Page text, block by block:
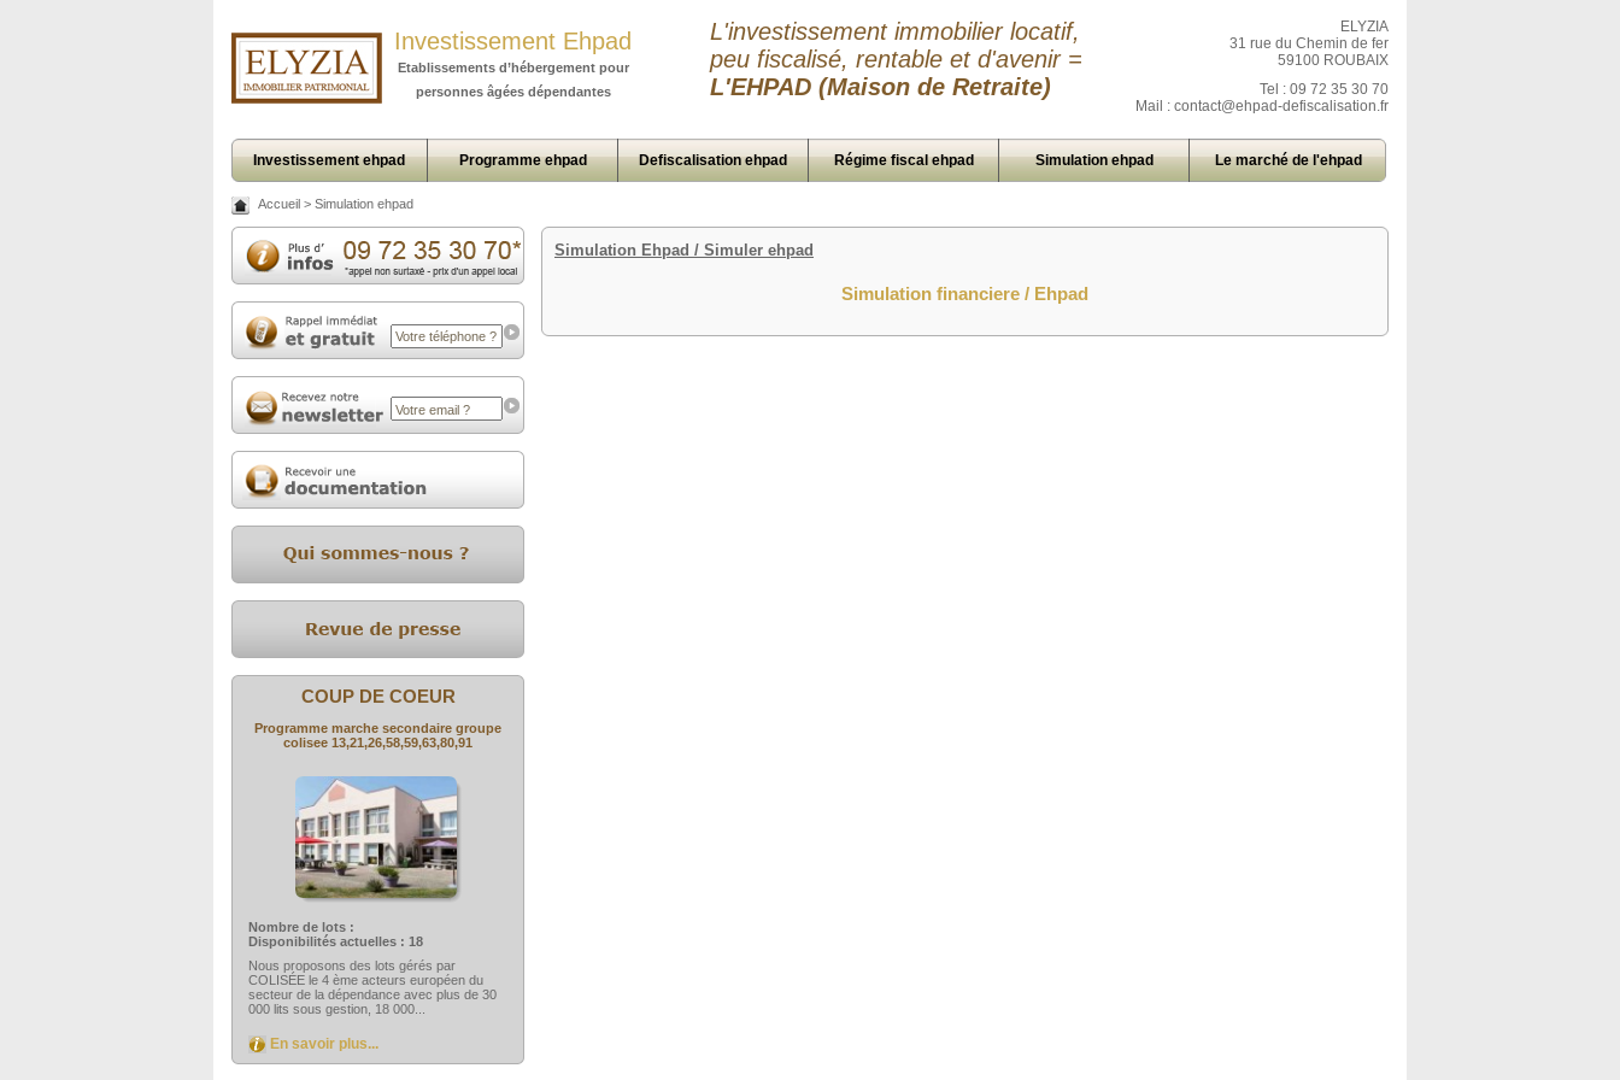
Investissement Ehpad
Etablissements d’hébergement pour
personnes âgées dépendantes
L'investissement immobilier locatif,
peu fiscalisé, rentable et d'avenir =
L'EHPAD (Maison de Retraite)
ELYZIA
31 rue du Chemin de fer
59100 ROUBAIX
Tel : 09 72 35 30 70
Mail : contact@ehpad-defiscalisation.fr
Investissement ehpad Programme ehpad Defiscalisation ehpad Régime fiscal ehpad Simulation ehpad Le marché de l'ehpad
Accueil > Simulation ehpad
Simulation Ehpad / Simuler ehpad
Simulation financiere / Ehpad
COUP DE COEUR
Programme marche secondaire groupe
colisee 13,21,26,58,59,63,80,91
Nombre de lots :
Disponibilités actuelles : 18
Nous proposons des lots gérés par
COLISÉE le 4 ème acteurs européen du
secteur de la dépendance avec plus de 30
000 lits sous gestion, 18 000...
En savoir plus...